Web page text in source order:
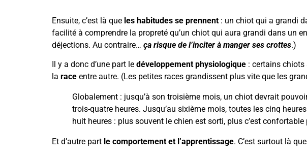
Ensuite, c’est là que les habitudes se prennent : un chiot qui a grandi
facilité à comprendre la propreté qu’un chiot qui aura grandi dans un
déjections. Au contraire… ça risque de l’inciter à manger ses crottes.)
Il y a donc d’une part le développement physiologique : certains chiots
la race entre autre. (Les petites races grandissent plus vite que les
Globalement : jusqu’à son troisième mois, un chiot devrait
trois-quatre heures. Jusqu’au sixième mois, toutes les cinq
huit heures : plus souvent le chien est sorti, plus c’est confortable
Et d’autre part le comportement et l’apprentissage. C’est surtout là